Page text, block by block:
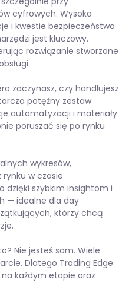
cyfrowych. Wysoka
i kwestie bezpieczeństwa
jest kluczowy.
rozwiązanie stworzone
zaczynasz, czy handlujesz
potężny zestaw
automatyzacji i materiały
poruszać się po rynku
wykresów,
w czasie
dzięki szybkim insightom i
— idealne dla day
którzy chcą
Nie jesteś sam. Wiele
Dlatego Trading Edge
każdym etapie oraz